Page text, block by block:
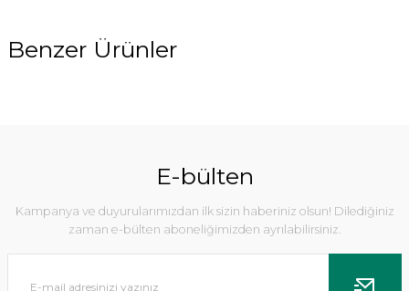
Benzer Ürünler
E-bülten
Kampanya ve duyurularımızdan ilk sizin haberiniz olsun! Dilediğiniz
zaman e-bülten aboneliğimizden ayrılabilirsiniz.